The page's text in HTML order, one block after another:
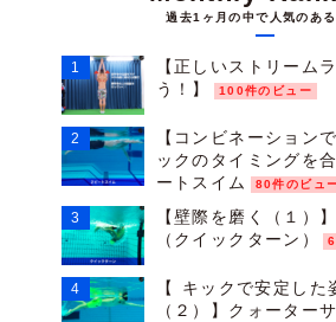
過去1ヶ月の中で人気のあ
【正しいストリーム
う！】
100件のビュー
【コンビネーション
ックのタイミングを
ートスイム
80件のビュ
【壁際を磨く（１）
（クイックターン）
【 キックで安定した
（２）】クォーター